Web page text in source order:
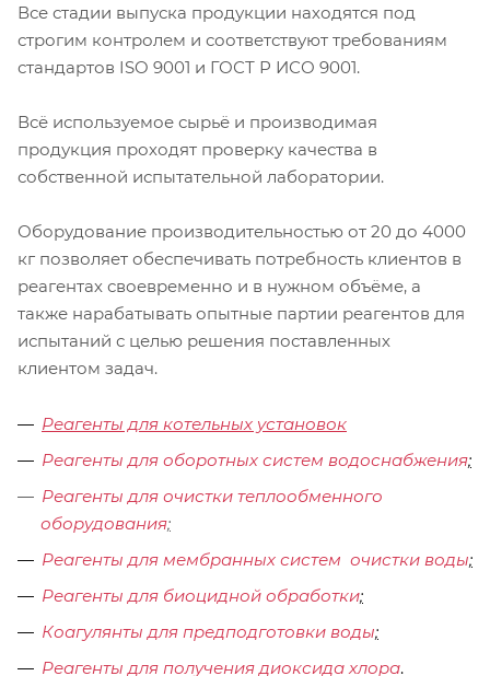
Все стадии выпуска продукции находятся под
строгим контролем и соответствуют требованиям
стандартов ISO 9001 и ГОСТ Р ИСО 9001.
Всё используемое сырьё и производимая
продукция проходят проверку качества в
собственной испытательной лаборатории.
Оборудование производительностью от 20 до 4000
кг позволяет обеспечивать потребность клиентов в
реагентах своевременно и в нужном объёме, а
также нарабатывать опытные партии реагентов для
испытаний с целью решения поставленных
клиентом задач.
Реагенты для котельных установок
Реагенты для оборотных систем водоснабжения;
Реагенты для очистки теплообменного
оборудования;
Реагенты для мембранных систем очистки воды;
Реагенты для биоцидной обработки;
Коагулянты для предподготовки воды;
Реагенты для получения диоксида хлора.